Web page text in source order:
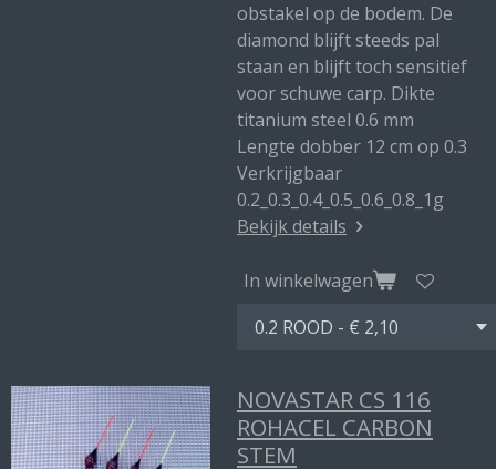
obstakel op de bodem. De
diamond blijft steeds pal
staan en blijft toch sensitief
voor schuwe carp. Dikte
titanium steel 0.6 mm
Lengte dobber 12 cm op 0.3
Verkrijgbaar
0.2_0.3_0.4_0.5_0.6_0.8_1g
Bekijk details
In winkelwagen
NOVASTAR CS 116
ROHACEL CARBON
STEM